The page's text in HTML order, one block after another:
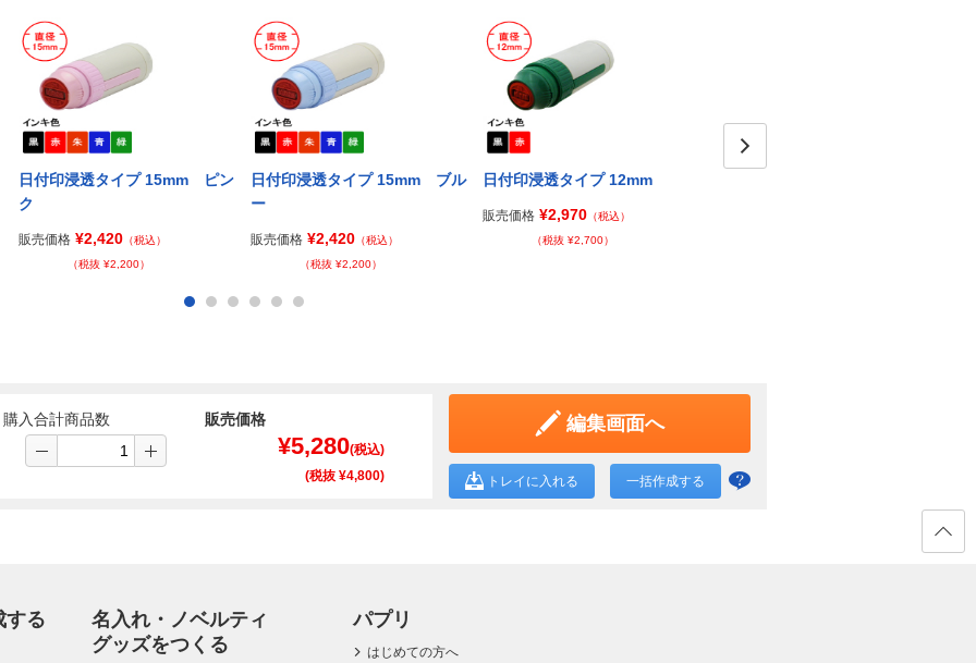
日付印浸透タイプ 15mm ピン
ク
販売価格 ¥2,420 （税込）
（税抜 ¥2,200）
日付印浸透タイプ 15mm ブル
ー
販売価格 ¥2,420 （税込）
（税抜 ¥2,200）
日付印浸透タイプ 12mm
販売価格 ¥2,970 （税込）
（税抜 ¥2,700）
購入合計商品数 販売価格
¥5,280(税込)
(税抜 ¥4,800)
編集画面へ
トレイに入れる 一括作成する
する
名入れ・ノベルティ
グッズをつくる
パプリ
はじめての方へ